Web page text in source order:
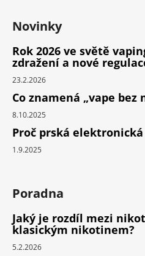
Novinky
Rok 2026 ve světě
zdražení a nové
23.2.2026
Co znamená „vape bez
8.10.2025
Proč prská
1.9.2025
Poradna
Jaký je rozdíl mezi
klasickým nikotinem?
5.2.2026